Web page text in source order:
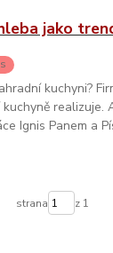
jako
kuchyni?
realizuje.
Ignis Panem a
strana z 1